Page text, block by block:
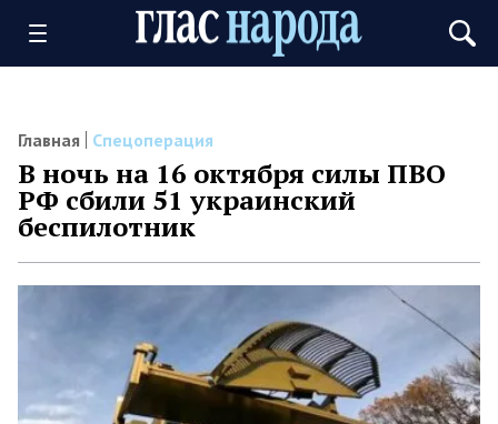
Главная Спецоперация
В ночь на 16 октября силы ПВО
РФ сбили 51 украинский
беспилотник